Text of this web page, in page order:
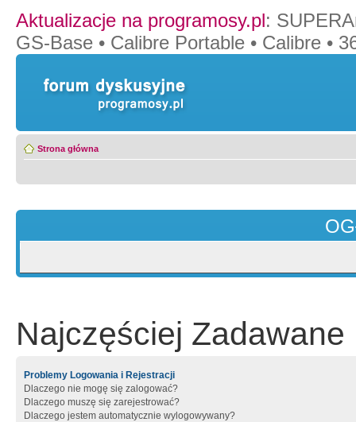
Aktualizacje na programosy.pl:
GS-Base • Calibre Portable • Calibre •
Strona główna
Najczęściej Zadawane
Problemy Logowania i Rejestracji
Dlaczego nie mogę się zalogować?
Dlaczego muszę się zarejestrować?
Dlaczego jestem automatycznie wylogowywany?